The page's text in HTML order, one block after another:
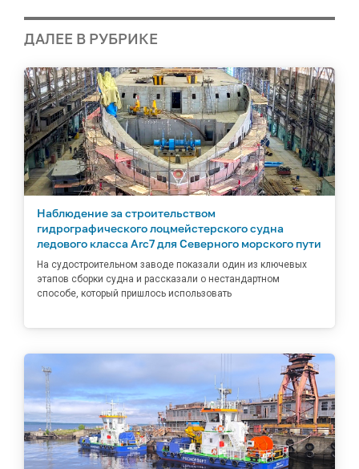
ДАЛЕЕ В РУБРИКЕ
Наблюдение за строительством
гидрографического лоцмейстерского судна
ледового класса Arc7 для Северного морского пути
На судостроительном заводе показали один из ключевых
этапов сборки судна и рассказали о нестандартном
способе, который пришлось использовать